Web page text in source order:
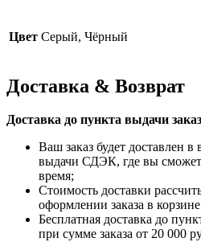
Цвет Серый, Чёрный
Доставка & Возврат
Доставка до пункта выдачи
Ваш заказ будет доставлен
выдачи СДЭК, где вы
время;
Стоимость доставки
оформлении заказа в
Бесплатная доставка до
при сумме заказа от 20 000